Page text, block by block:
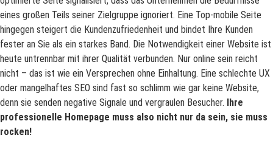
eines großen Teils seiner Zielgruppe ignoriert. Eine Top-mobile Seite
hingegen steigert die Kundenzufriedenheit und bindet Ihre Kunden
fester an Sie als ein starkes Band. Die Notwendigkeit einer Website ist
heute untrennbar mit ihrer Qualität verbunden. Nur online sein reicht
nicht – das ist wie ein Versprechen ohne Einhaltung. Eine schlechte UX
oder mangelhaftes SEO sind fast so schlimm wie gar keine Website,
denn sie senden negative Signale und vergraulen Besucher.
Ihre
professionelle Homepage muss also nicht nur da sein, sie muss
rocken!